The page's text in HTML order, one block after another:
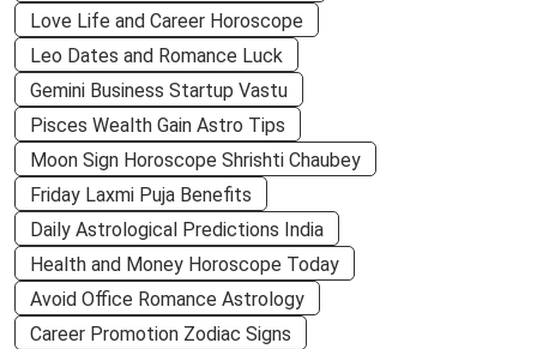
Love Life and Career Horoscope
Leo Dates and Romance Luck
Gemini Business Startup Vastu
Pisces Wealth Gain Astro Tips
Moon Sign Horoscope Shrishti Chaubey
Friday Laxmi Puja Benefits
Daily Astrological Predictions India
Health and Money Horoscope Today
Avoid Office Romance Astrology
Career Promotion Zodiac Signs